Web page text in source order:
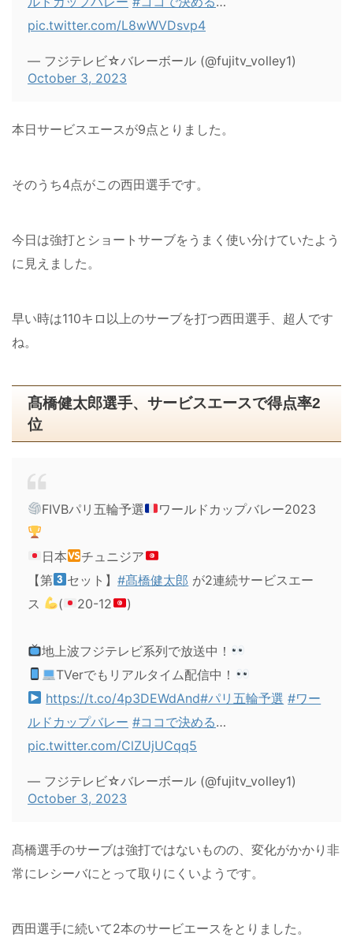
pic.twitter.com/L8wWVDsvp4
— フジテレビ☆バレーボール (@fujitv_volley1)
October 3, 2023
本日サービスエースが9点とりました。
そのうち4点がこの西田選手です。
今日は強打とショートサーブをうまく使い分けていたよう
に見えました。
早い時は110キロ以上のサーブを打つ西田選手、超人です
ね。
髙橋健太郎選手、サービスエースで得点率2
位
FIVBパリ五輪予選 ワールドカップバレー2023
日本
チュニジア
【第
セット】#髙橋健太郎 が2連続サービスエー
ス
( 20-12 )
地上波フジテレビ系列で放送中！
TVerでもリアルタイム配信中！
https://t.co/4p3DEWdAnd#パリ五輪予選 #ワー
ルドカップバレー #ココで決める…
pic.twitter.com/ClZUjUCqq5
— フジテレビ☆バレーボール (@fujitv_volley1)
October 3, 2023
髙橋選手のサーブは強打ではないものの、変化がかかり非
常にレシーバにとって取りにくいようです。
西田選手に続いて2本のサービエースをとりました。